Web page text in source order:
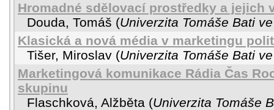
Hromadné sdělovací prostředky a jejich
Douda, Tomáš (Univerzita Tomáše Bati
Klasická a nová média v marketingu
Tišer, Miroslav (Univerzita Tomáše Bati
Marketingová komunikace Rádia Čas
skupinu
Flaschková, Alžběta (Univerzita Tomáše